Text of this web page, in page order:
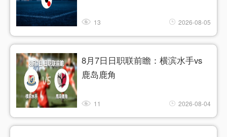
13 2026-08-05
8月7日日职联前瞻：横滨水手vs
鹿岛鹿角
11 2026-08-04